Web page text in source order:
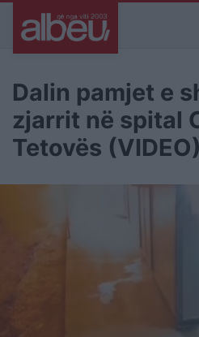
Dalin pamjet e
zjarrit në spital
Tetovës (VIDEO)